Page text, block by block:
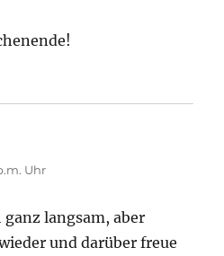
Uhr
langsam, aber
und darüber freue